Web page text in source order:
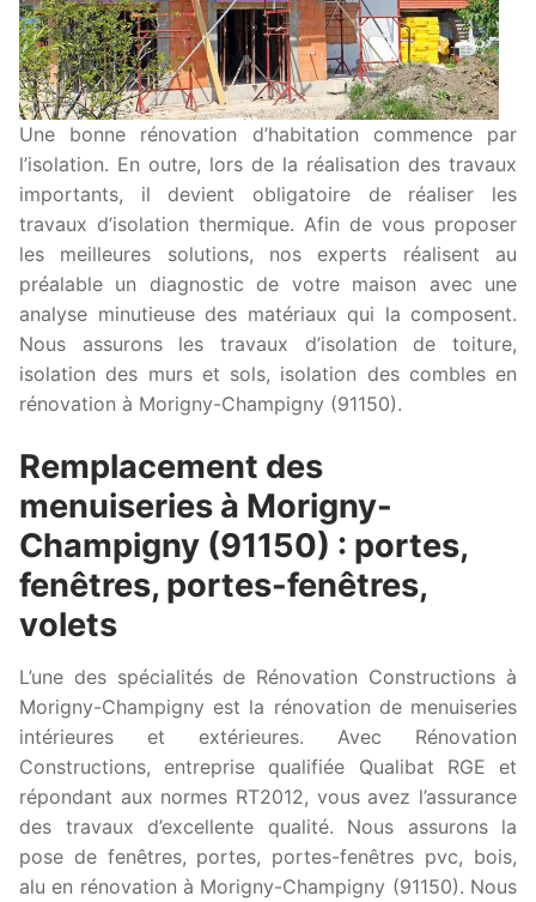
Une bonne rénovation d’habitation commence par
l’isolation. En outre, lors de la réalisation des travaux
importants, il devient obligatoire de réaliser les
travaux d’isolation thermique. Afin de vous proposer
les meilleures solutions, nos experts réalisent au
préalable un diagnostic de votre maison avec une
analyse minutieuse des matériaux qui la composent.
Nous assurons les travaux d’isolation de toiture,
isolation des murs et sols, isolation des combles en
rénovation à Morigny-Champigny (91150).
Remplacement des
menuiseries à Morigny-
Champigny (91150) : portes,
fenêtres, portes-fenêtres,
volets
L’une des spécialités de Rénovation Constructions à
Morigny-Champigny est la rénovation de menuiseries
intérieures et extérieures. Avec Rénovation
Constructions, entreprise qualifiée Qualibat RGE et
répondant aux normes RT2012, vous avez l’assurance
des travaux d’excellente qualité. Nous assurons la
pose de fenêtres, portes, portes-fenêtres pvc, bois,
alu en rénovation à Morigny-Champigny (91150). Nous